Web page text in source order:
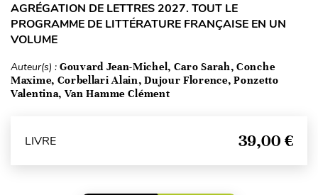
AGRÉGATION DE LETTRES 2027. TOUT LE
PROGRAMME DE LITTÉRATURE FRANÇAISE EN UN
VOLUME
Auteur(s) : Gouvard Jean-Michel, Caro Sarah, Conche
Maxime, Corbellari Alain, Dujour Florence, Ponzetto
Valentina, Van Hamme Clément
LIVRE 39,00 €